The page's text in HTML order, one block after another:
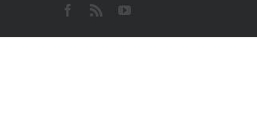
Facebook
Rss YouTube